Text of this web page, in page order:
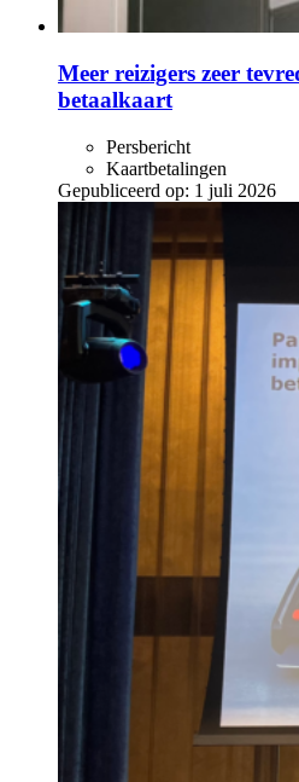
Meer reizigers zeer
betaalkaart
Persbericht
Kaartbetalingen
Gepubliceerd op: 1 juli 2026